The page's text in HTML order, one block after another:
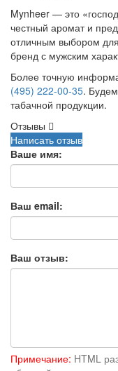
Mynheer — это
честный аромат и
отличным выбором
бренд с мужским
Более точную
(495) 222-00-35.
табачной продукции.
Отзывы
Написать отзыв
Ваше имя:
Ваш email:
Ваш отзыв:
Примечание: HTML